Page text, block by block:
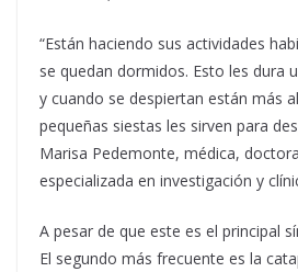
“Están haciendo sus actividades
se quedan dormidos. Esto les dura
y cuando se despiertan están más
pequeñas siestas les sirven para
Marisa Pedemonte, médica,
especializada en investigación y
A pesar de que este es el principal
El segundo más frecuente es la